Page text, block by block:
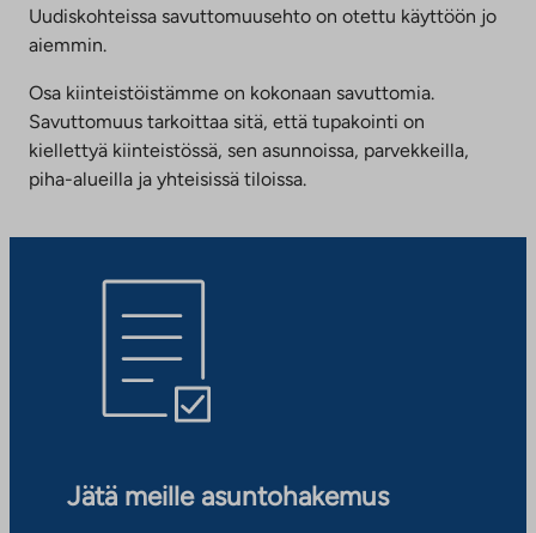
Uudiskohteissa savuttomuusehto on otettu käyttöön jo
aiemmin.
Osa kiinteistöistämme on kokonaan savuttomia.
Savuttomuus tarkoittaa sitä, että tupakointi on
kiellettyä kiinteistössä, sen asunnoissa, parvekkeilla,
piha-alueilla ja yhteisissä tiloissa.
Jätä meille asuntohakemus